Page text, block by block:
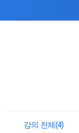
강의 전체(4)